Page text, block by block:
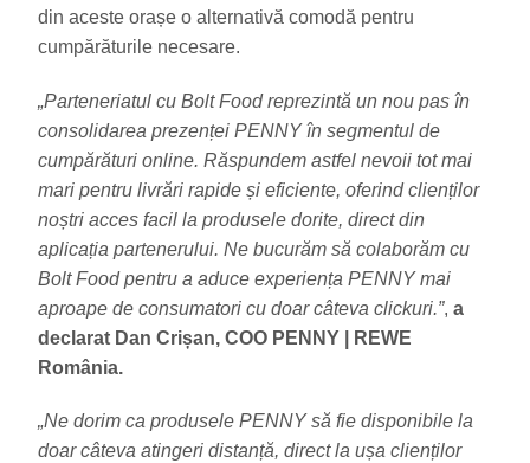
din aceste orașe o alternativă comodă pentru
cumpărăturile necesare.
„Parteneriatul cu Bolt Food reprezintă un nou pas în
consolidarea prezenței PENNY în segmentul de
cumpărături online. Răspundem astfel nevoii tot mai
mari pentru livrări rapide și eficiente, oferind clienților
noștri acces facil la produsele dorite, direct din
aplicația partenerului. Ne bucurăm să colaborăm cu
Bolt Food pentru a aduce experiența PENNY mai
aproape de consumatori cu doar câteva clickuri.”, a
declarat Dan Crișan, COO PENNY | REWE
România.
„Ne dorim ca produsele PENNY să fie disponibile la
doar câteva atingeri distanță, direct la ușa clienților